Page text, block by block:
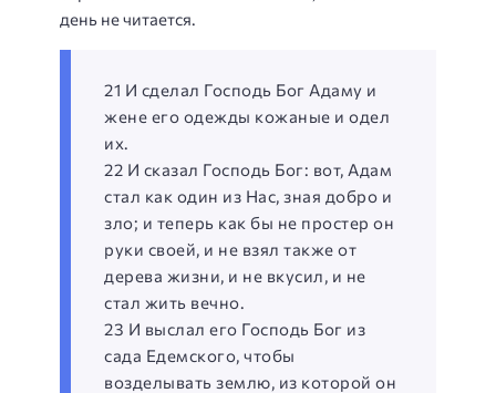
день не читается.
21 И сделал Господь Бог Адаму и
жене его одежды кожаные и одел
их.
22 И сказал Господь Бог: вот, Адам
стал как один из Нас, зная добро и
зло; и теперь как бы не простер он
руки своей, и не взял также от
дерева жизни, и не вкусил, и не
стал жить вечно.
23 И выслал его Господь Бог из
сада Едемского, чтобы
возделывать землю, из которой он